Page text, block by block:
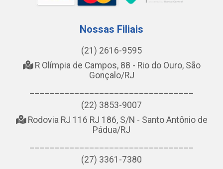
Nossas Filiais
(21) 2616-9595
R Olímpia de Campos, 88 - Rio do Ouro, São
Gonçalo/RJ
(22) 3853-9007
Rodovia RJ 116 RJ 186, S/N - Santo Antônio de
Pádua/RJ
(27) 3361-7380